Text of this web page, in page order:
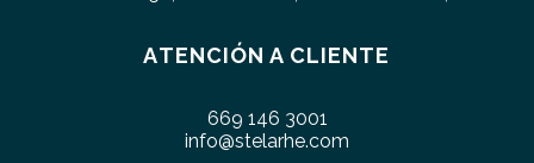
ATENCIÓN A CLIENTE
669 146 3001
info@stelarhe.com